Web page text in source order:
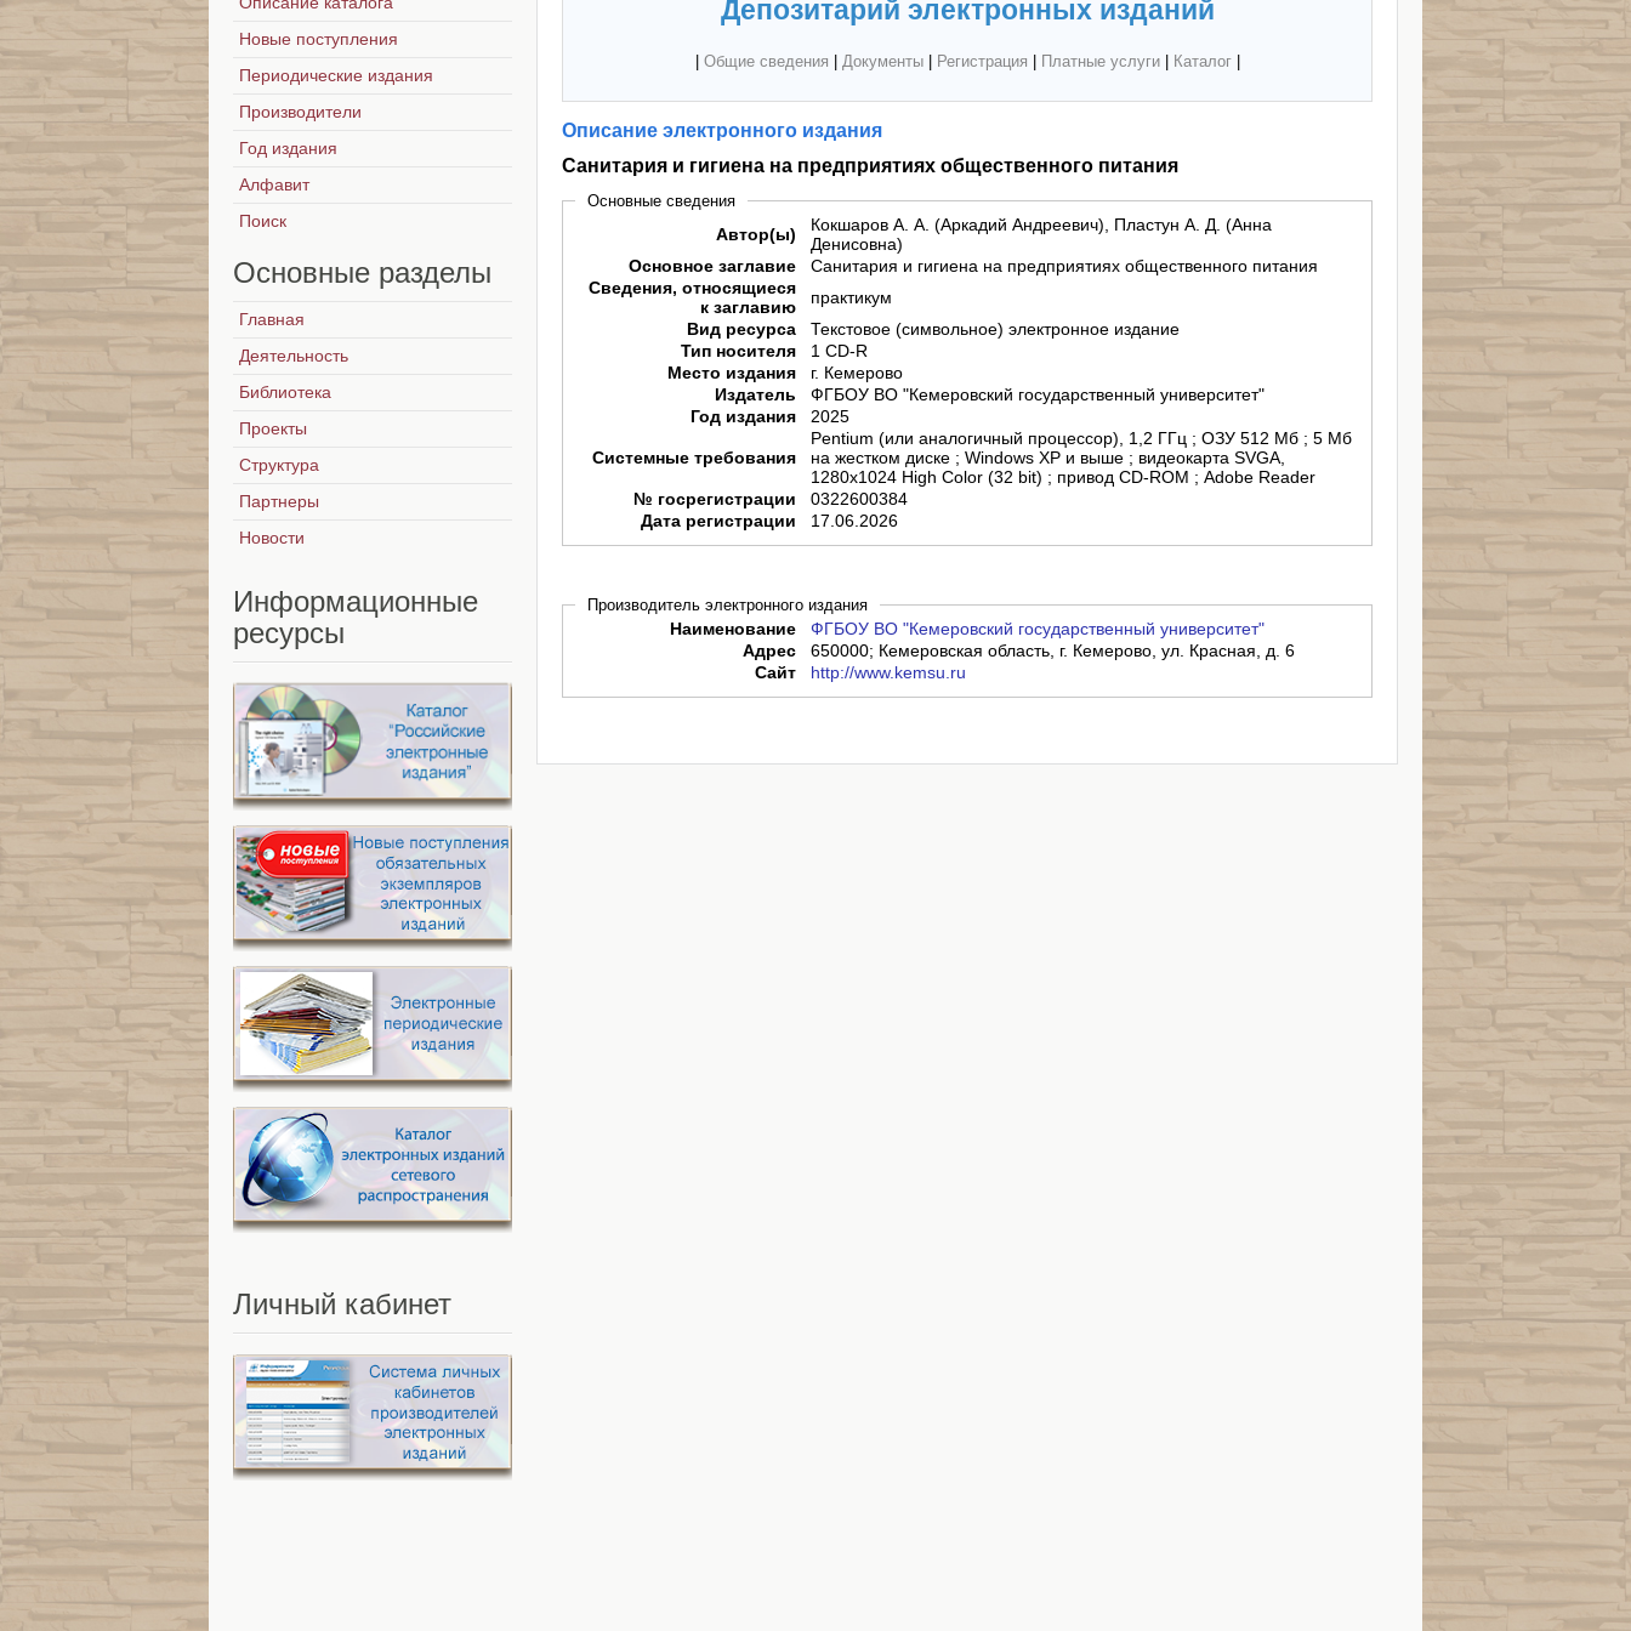
Депозитарий электронных изданий
Общие сведения Документы| Регистрация Платные услуги| Каталог|
Описание электронного издания
Санитария и гигиена на предприятиях общественного питания
Основные сведения
Автор(ы)
Кокшаров А. А. (Аркадий Андреевич), Пластун А. Д. (Анна
Денисовна)
Основное заглавие
Санитария и гигиена на предприятиях общественного питания
Сведения, относящиеся
к заглавию
практикум
Вид ресурса
Текстовое (символьное) электронное издание
Тип носителя
1 CD-R
Место издания
г. Кемерово
Издатель
ФГБОУ ВО "Кемеровский государственный университет"
Год издания
2025
Системные требования
Pentium (или аналогичный процессор), 1,2 ГГц ; ОЗУ 512 Мб ; 5 Мб
на жестком диске ; Windows XP и выше ; видеокарта SVGA,
1280x1024 High Color (32 bit) ; привод CD-ROM ; Adobe Reader
№ госрегистрации
0322600384
Дата регистрации
17.06.2026
Производитель электронного издания
Наименование
ФГБОУ ВО "Кемеровский государственный университет"
Адрес
650000; Кемеровская область, г. Кемерово, ул. Красная, д. 6
Сайт
http://www.kemsu.ru
Новые поступления
Периодические издания
Производители
Год издания
Алфавит
Поиск
Основные разделы
Главная
Деятельность
Библиотека
Проекты
Структура
Партнеры
Новости
Информационные
ресурсы
Личный кабинет